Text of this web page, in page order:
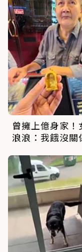
曾擁上億身家
浪浪：我餓沒關